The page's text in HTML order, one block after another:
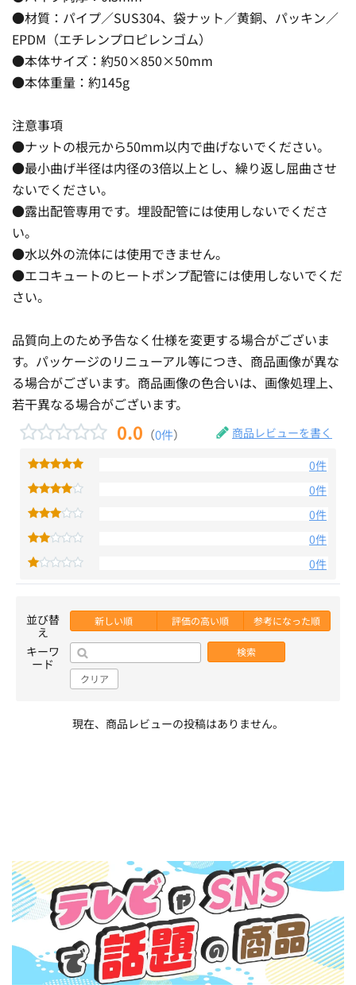
●材質：パイプ／SUS304、袋ナット／黄銅、パッキン／
EPDM（エチレンプロピレンゴム）
●本体サイズ：約50×850×50mm
●本体重量：約145g
注意事項
●ナットの根元から50mm以内で曲げないでください。
●最小曲げ半径は内径の3倍以上とし、繰り返し屈曲させ
ないでください。
●露出配管専用です。埋設配管には使用しないでくださ
い。
●水以外の流体には使用できません。
●エコキュートのヒートポンプ配管には使用しないでくだ
さい。
品質向上のため予告なく仕様を変更する場合がございま
す。パッケージのリニューアル等につき、商品画像が異な
る場合がございます。商品画像の色合いは、画像処理上、
若干異なる場合がございます。
0.0 （0件） 商品レビューを書く
0件
0件
0件
0件
0件
並び替
え
新しい順 評価の高い順 参考になった順
キーワ
ード
検索
クリア
現在、商品レビューの投稿はありません。